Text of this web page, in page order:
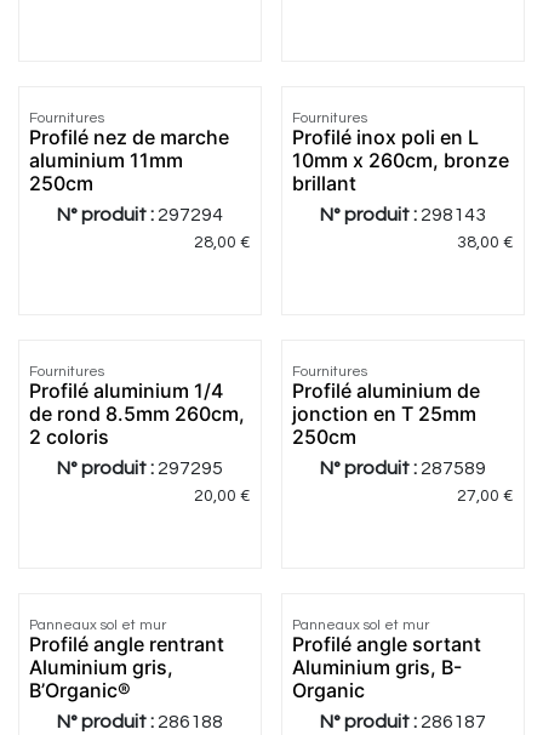
Fournitures
Profilé nez de marche
aluminium 11mm
250cm
N° produit : 297294
28,00 €
Fournitures
Profilé inox poli en L
10mm x 260cm, bronze
brillant
N° produit : 298143
38,00 €
Fournitures
Profilé aluminium 1/4
de rond 8.5mm 260cm,
2 coloris
N° produit : 297295
20,00 €
Fournitures
Profilé aluminium de
jonction en T 25mm
250cm
N° produit : 287589
27,00 €
Panneaux sol et mur
Profilé angle rentrant
Aluminium gris,
B’Organic®
N° produit : 286188
Panneaux sol et mur
Profilé angle sortant
Aluminium gris, B-
Organic
N° produit : 286187